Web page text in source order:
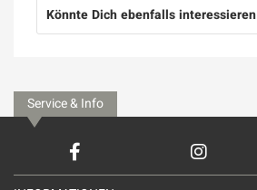
Könnte Dich ebenfalls interessieren
Service & Info